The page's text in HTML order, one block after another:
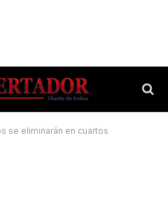
se eliminarán en cuartos